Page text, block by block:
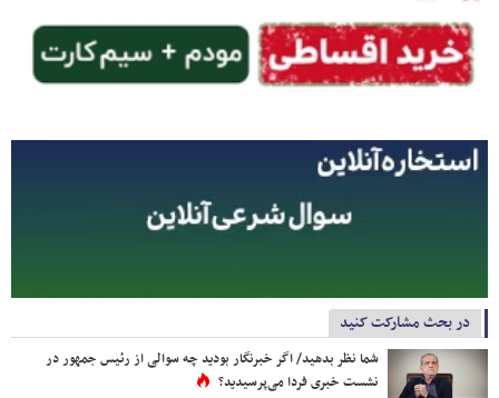
در بحث مشارکت کنید
شما نظر بدهید/ اگر خبرنگار بودید چه سوالی از رئیس جمهور در
نشست خبری فردا می‌پرسیدید؟